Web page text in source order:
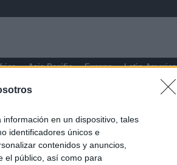
en un dispositivo, tales
identificadores únicos e
contenidos y anuncios,
el público, así como para
Asia-Pacific Europe Latin America